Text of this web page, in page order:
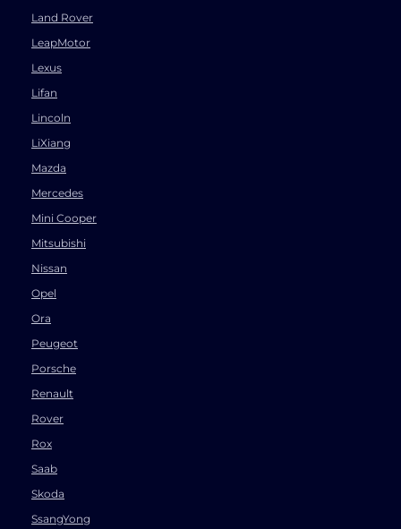
Land Rover
LeapMotor
Lexus
Lifan
Lincoln
LiXiang
Mazda
Mercedes
Mini Cooper
Mitsubishi
Nissan
Opel
Ora
Peugeot
Porsche
Renault
Rover
Rox
Saab
Skoda
SsangYong